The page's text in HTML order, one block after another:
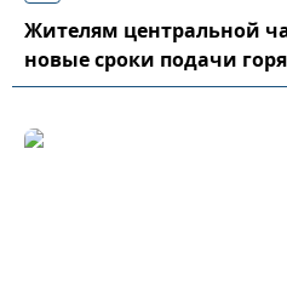
Жителям центральной
новые сроки подачи